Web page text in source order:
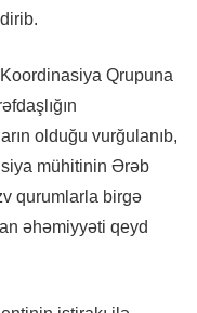
Qrupuna
olduğu vurğulanıb,
mühitinin Ərəb
qurumlarla birgə
əhəmiyyəti qeyd